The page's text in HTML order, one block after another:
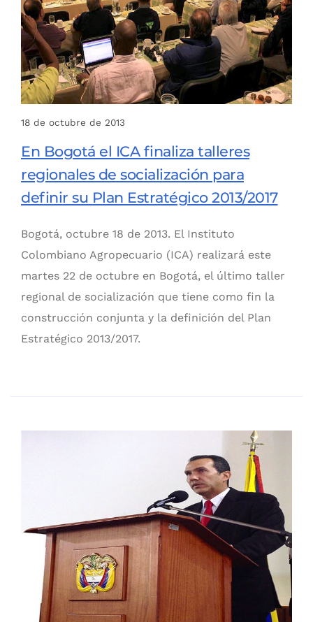
18 de octubre de 2013
En Bogotá el ICA finaliza talleres
regionales de socialización para
definir su Plan Estratégico 2013/2017
Bogotá, octubre 18 de 2013. El Instituto
Colombiano Agropecuario (ICA) realizará este
martes 22 de octubre en Bogotá, el último taller
regional de socialización que tiene como fin la
construcción conjunta y la definición del Plan
Estratégico 2013/2017.